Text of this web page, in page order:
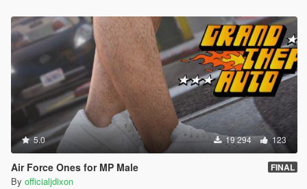
5.0 19 294 123
Air Force Ones for MP Male FINAL
By officialjdixon